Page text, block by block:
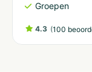
Groepen
4.3 (100